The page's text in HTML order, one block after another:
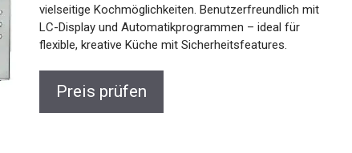
vielseitige Kochmöglichkeiten. Benutzerfreundlich mit
LC-Display und Automatikprogrammen – ideal für
flexible, kreative Küche mit Sicherheitsfeatures.
Preis prüfen